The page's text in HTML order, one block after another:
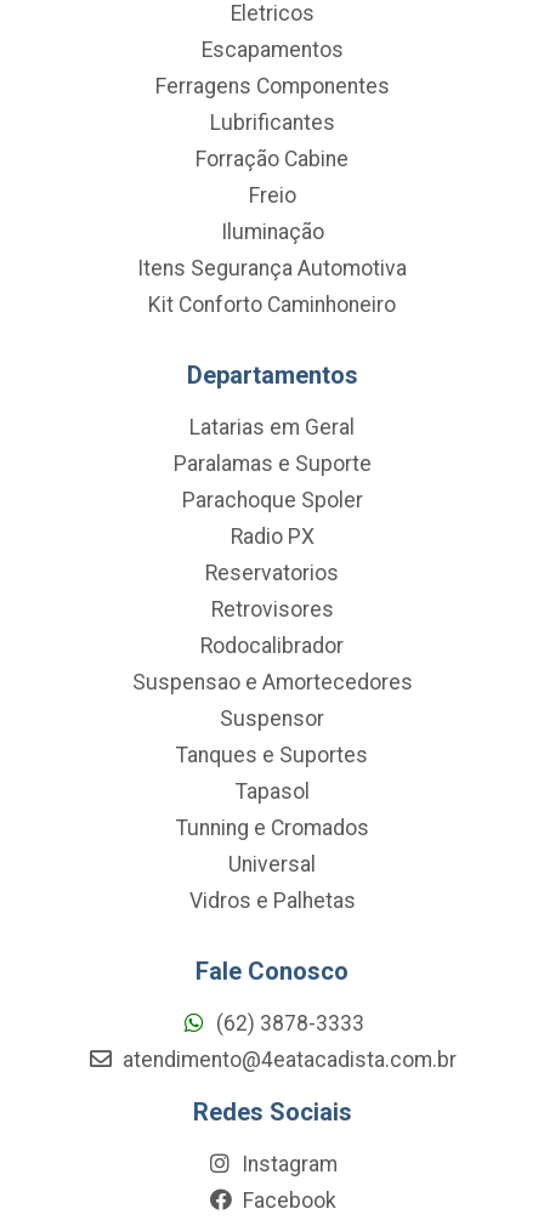
Eletricos
Escapamentos
Ferragens Componentes
Lubrificantes
Forração Cabine
Freio
Iluminação
Itens Segurança Automotiva
Kit Conforto Caminhoneiro
Departamentos
Latarias em Geral
Paralamas e Suporte
Parachoque Spoler
Radio PX
Reservatorios
Retrovisores
Rodocalibrador
Suspensao e Amortecedores
Suspensor
Tanques e Suportes
Tapasol
Tunning e Cromados
Universal
Vidros e Palhetas
Fale Conosco
(62) 3878-3333
atendimento@4eatacadista.com.br
Redes Sociais
Instagram
Facebook